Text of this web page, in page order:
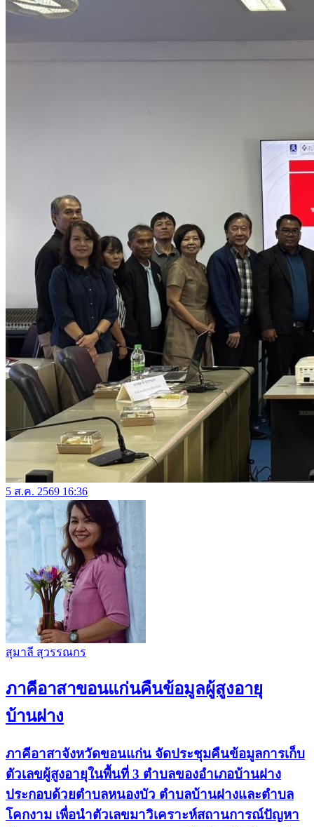
5 ส.ค. 2569 16:36
สุมาลี สุวรรณกร
ภาคีอาสาขอนแก่นคืนข้อมูลผู้สูงอายุ
บ้านฝาง
ภาคีอาสาจังหวัดขอนแก่น จัดประชุมคืนข้อมูลการเก็บ
ตัวเลขผู้สูงอายุในพื้นที่ 3 ตำบลของอำเภอบ้านฝาง
ประกอบด้วยตำบลหนองบัว ตำบลบ้านฝางและตำบล
โคกงาม เพื่อนำตัวเลขมาวิเคราะห์สถานการณ์ปัญหา